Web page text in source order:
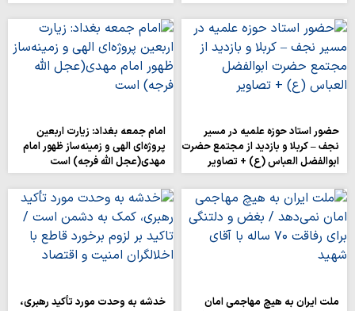
حضور استاد حوزه علمیه در مسیر
نجف – کربلا و بازدید از مجتمع حضرت
ابوالفضل العباس (ع) + تصاویر
امام جمعه بغداد: زیارت اربعین
پروژه‌ای الهی و زمینه‌ساز ظهور امام
مهدی(عجل الله فرجه) است
ملت ایران به هیچ مهاجمی امان
خدشه به وحدت مورد تأکید رهبری،